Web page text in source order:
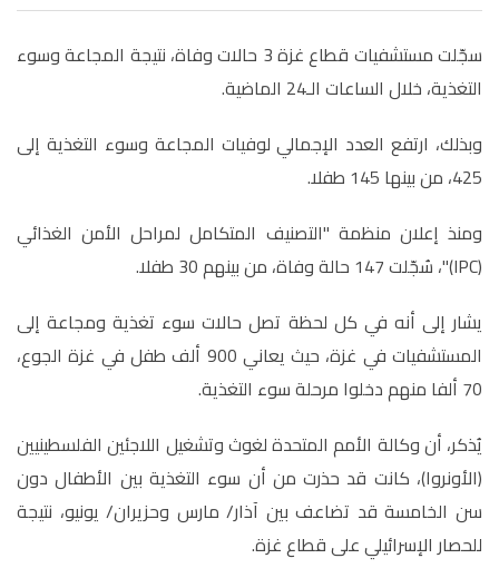
سجّلت مستشفيات قطاع غزة 3 حالات وفاة، نتيجة المجاعة وسوء
التغذية، خلال الساعات الـ24 الماضية.
وبذلك، ارتفع العدد الإجمالي لوفيات المجاعة وسوء التغذية إلى
425، من بينها 145 طفلا.
ومنذ إعلان منظمة "التصنيف المتكامل لمراحل الأمن الغذائي
(IPC)"، سُجّلت 147 حالة وفاة، من بينهم 30 طفلا.
يشار إلى أنه في كل لحظة تصل حالات سوء تغذية ومجاعة إلى
المستشفيات في غزة، حيث يعاني 900 ألف طفل في غزة الجوع،
70 ألفا منهم دخلوا مرحلة سوء التغذية.
يُذكر، أن وكالة الأمم المتحدة لغوث وتشغيل اللاجئين الفلسطينيين
(الأونروا)، كانت قد حذرت من أن سوء التغذية بين الأطفال دون
سن الخامسة قد تضاعف بين آذار/ مارس وحزيران/ يونيو، نتيجة
للحصار الإسرائيلي على قطاع غزة.